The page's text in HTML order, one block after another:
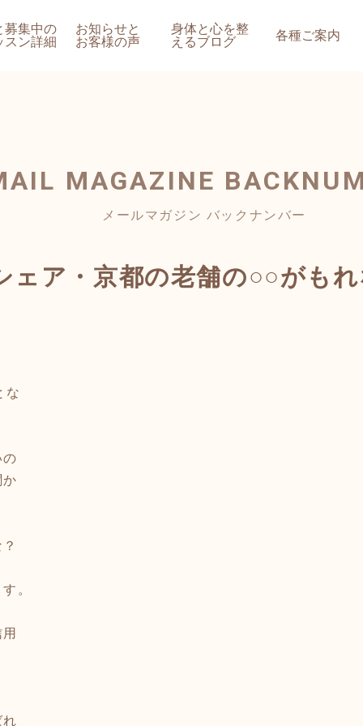
募集中の
スン詳細
お知らせと
お客様の声
身体と心を整
えるブログ
各種ご案内
MAGAZINE
メールマガジン バックナンバー
ェア・京都の老舗の○○がもれ
な
。